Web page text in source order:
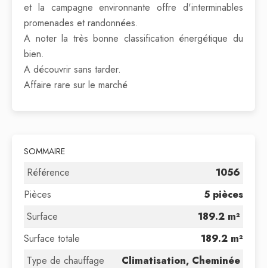
et la campagne environnante offre d'interminables
promenades et randonnées.
A noter la très bonne classification énergétique du
bien.
A découvrir sans tarder.
Affaire rare sur le marché
SOMMAIRE
Référence
1056
Pièces
5 pièces
Surface
189.2 m²
Surface totale
189.2 m²
Type de chauffage
Climatisation, Cheminée